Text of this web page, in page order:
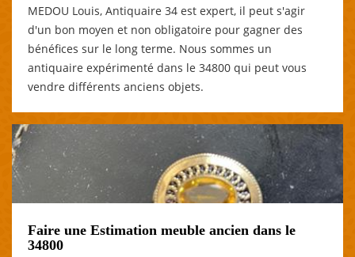
MEDOU Louis, Antiquaire 34 est expert, il peut s'agir
d'un bon moyen et non obligatoire pour gagner des
bénéfices sur le long terme. Nous sommes un
antiquaire expérimenté dans le 34800 qui peut vous
vendre différents anciens objets.
Faire une Estimation meuble ancien dans le
34800